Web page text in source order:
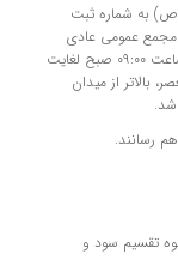
به شماره ثبت
که جلسه مجمع عمومی عادی
سالیانه این شرکت در روز جمعه، مورخ ۱۴۰۴/۰۴/۲۷، از ساعت ۰۹:۰۰ صبح لغایت
بالاتر از میدان
رسانند.
منتهی به پایان سال ۱۴۰۳ و نحوه تقسیم سود و